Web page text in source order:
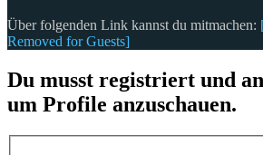
Über folgenden Link kannst du mitmachen:
Removed for Guests]
Du musst registriert und
um Profile anzuschauen.